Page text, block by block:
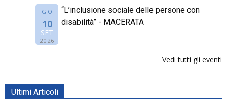
GIO
10
SET
2026
“L’inclusione sociale delle persone con
disabilità” - MACERATA
Vedi tutti gli eventi
Ultimi Articoli